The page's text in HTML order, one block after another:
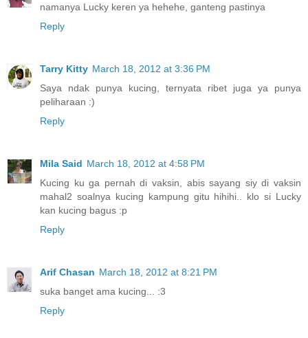
namanya Lucky keren ya hehehe, ganteng pastinya
Reply
Tarry Kitty March 18, 2012 at 3:36 PM
Saya ndak punya kucing, ternyata ribet juga ya punya
peliharaan :)
Reply
Mila Said March 18, 2012 at 4:58 PM
Kucing ku ga pernah di vaksin, abis sayang siy di vaksin
mahal2 soalnya kucing kampung gitu hihihi.. klo si Lucky
kan kucing bagus :p
Reply
Arif Chasan March 18, 2012 at 8:21 PM
suka banget ama kucing... :3
Reply